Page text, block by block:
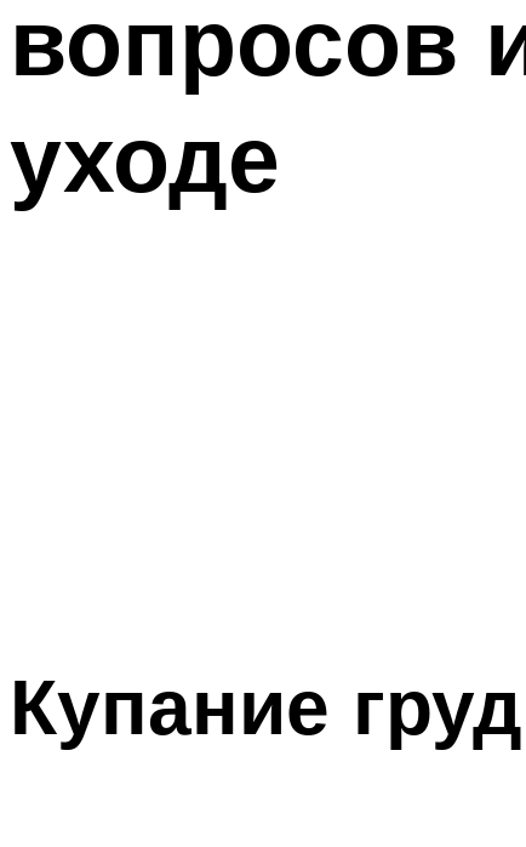
вопросов
уходе
Купание